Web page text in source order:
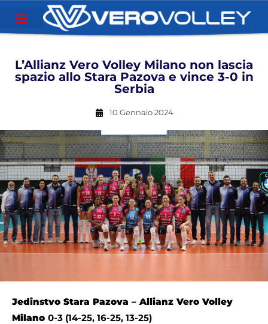
L’Allianz Vero Volley Milano non lascia
spazio allo Stara Pazova e vince 3-0 in
Serbia
10 Gennaio 2024
Jedinstvo Stara Pazova – Allianz Vero Volley
Milano 0-3 (14-25, 16-25, 13-25)